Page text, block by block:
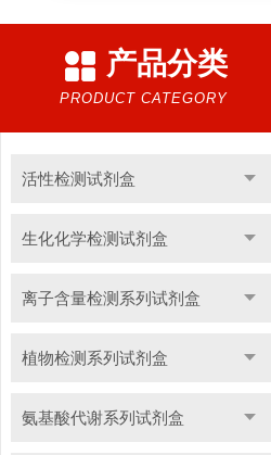
产品分类
PRODUCT CATEGORY
活性检测试剂盒
生化化学检测试剂盒
离子含量检测系列试剂盒
植物检测系列试剂盒
氨基酸代谢系列试剂盒